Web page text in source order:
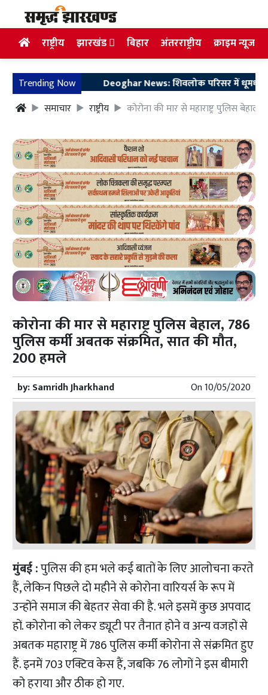
राष्ट्रीय झारखंड बिहार अंतरराष्ट्रीय क्राइम न्यूज
Trending NowDeoghar News: शिवलोक परिसर में धूमधाम से
समाचार
राष्ट्रीय कोरोना की मार से महाराष्ट्र पुलिस
कोरोना की मार से महाराष्ट्र पुलिस बेहाल, 786
पुलिस कर्मी अबतक संक्रमित, सात की मौत,
200 हमले
by:Samridh Jharkhand On10/05/2020
मुंबई :पुलिस की हम भले कई बातों के लिए आलोचना करते
हैं, लेकिन पिछले दो महीने से कोरोना वारियर्स के रूप में
उन्होंने समाज की बेहतर सेवा की है. भले इसमें कुछ अपवाद
हों. कोरोना को लेकर ड्यूटी पर तैनात होने व अन्य वजहों से
अबतक महाराष्ट्र में 786 पुलिस कर्मी कोरोना से संक्रमित हुए
हैं. इनमें 703 एक्टिव केस हैं, जबकि 76 लोगों ने इस बीमारी
को हराया और ठीक हो गए.